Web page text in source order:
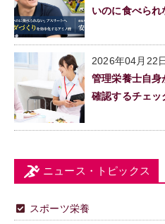
いのに食べら
2026年04月22
管理栄養士自
確認するチェ
ニュース・トピックス
スポーツ栄養